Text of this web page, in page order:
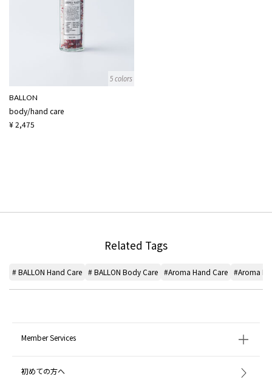
5 colors
BALLON
body/hand care
¥ 2,475
Related Tags
# BALLON Hand Care # BALLON Body Care #Aroma Hand Care #Aroma
Member Services
初めての方へ